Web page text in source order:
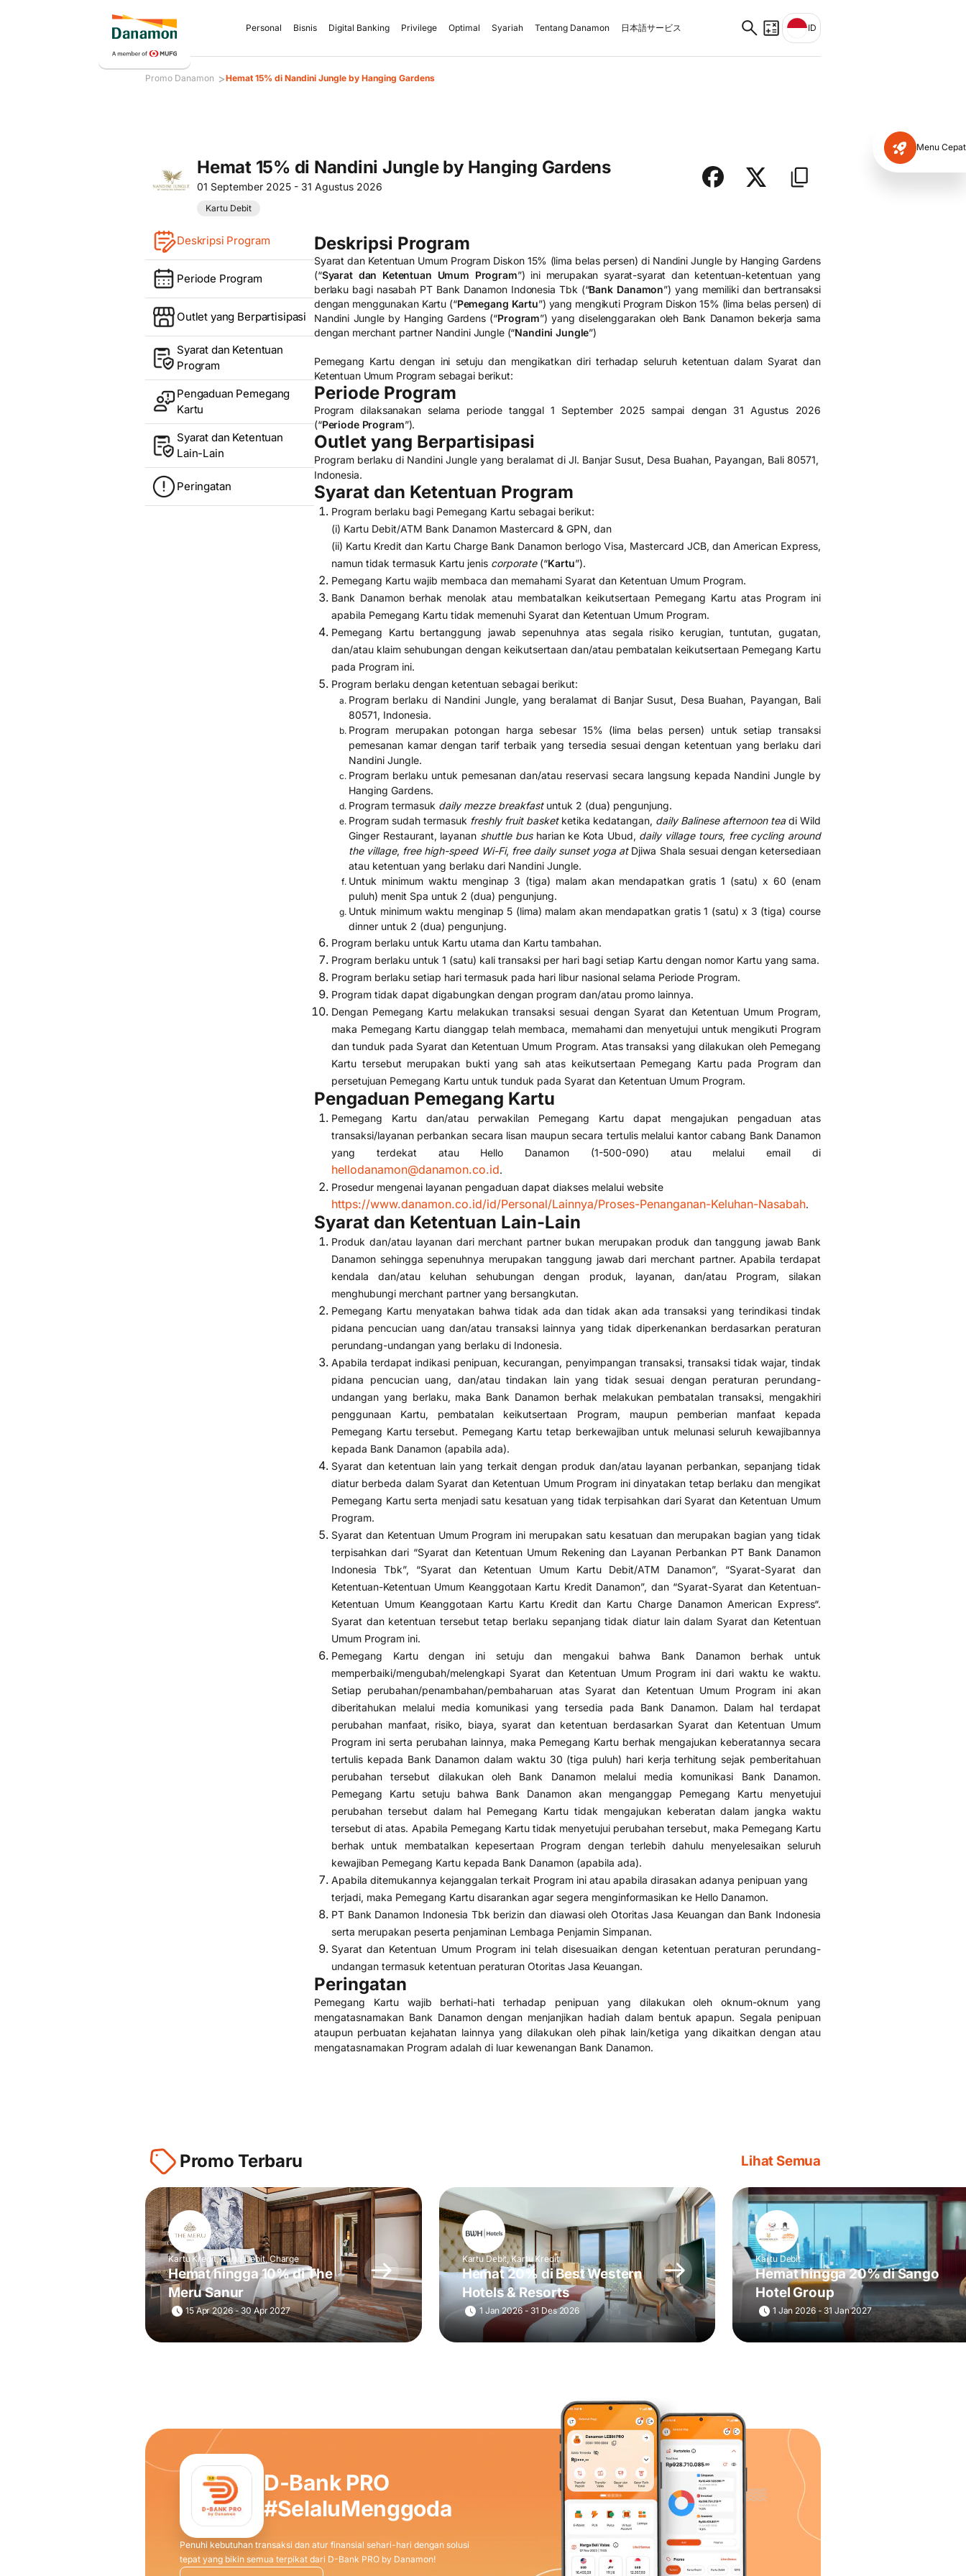
Personal Bisnis Digital Banking Privilege Optimal Syariah Tentang Danamon 日本語サービス ID
Promo Danamon >Hemat 15% di Nandini Jungle by Hanging Gardens
Menu Cepat
Hemat 15% di Nandini Jungle by Hanging Gardens
01 September 2025 - 31 Agustus 2026
Kartu Debit
Deskripsi Program
Periode Program
Outlet yang Berpartisipasi
Syarat dan Ketentuan
Program
Pengaduan Pemegang
Kartu
Syarat dan Ketentuan
Lain-Lain
Peringatan
Deskripsi Program
Syarat dan Ketentuan Umum Program Diskon 15% (lima belas persen) di Nandini Jungle by Hanging Gardens
(“Syarat dan Ketentuan Umum Program”) ini merupakan syarat-syarat dan ketentuan-ketentuan yang
berlaku bagi nasabah PT Bank Danamon Indonesia Tbk (“Bank Danamon”) yang memiliki dan bertransaksi
dengan menggunakan Kartu (“Pemegang Kartu”) yang mengikuti Program Diskon 15% (lima belas persen) di
Nandini Jungle by Hanging Gardens (“Program”) yang diselenggarakan oleh Bank Danamon bekerja sama
dengan merchant partner Nandini Jungle (“Nandini Jungle”)
Pemegang Kartu dengan ini setuju dan mengikatkan diri terhadap seluruh ketentuan dalam Syarat dan
Ketentuan Umum Program sebagai berikut:
Periode Program
Program dilaksanakan selama periode tanggal 1 September 2025 sampai dengan 31 Agustus 2026
(“Periode Program”).
Outlet yang Berpartisipasi
Program berlaku di Nandini Jungle yang beralamat di Jl. Banjar Susut, Desa Buahan, Payangan, Bali 80571,
Indonesia.
Syarat dan Ketentuan Program
Program berlaku bagi Pemegang Kartu sebagai berikut:
(i) Kartu Debit/ATM Bank Danamon Mastercard & GPN, dan
(ii) Kartu Kredit dan Kartu Charge Bank Danamon berlogo Visa, Mastercard JCB, dan American Express,
namun tidak termasuk Kartu jenis corporate(“Kartu”).
Pemegang Kartu wajib membaca dan memahami Syarat dan Ketentuan Umum Program.
Bank Danamon berhak menolak atau membatalkan keikutsertaan Pemegang Kartu atas Program ini
apabila Pemegang Kartu tidak memenuhi Syarat dan Ketentuan Umum Program.
Pemegang Kartu bertanggung jawab sepenuhnya atas segala risiko kerugian, tuntutan, gugatan,
dan/atau klaim sehubungan dengan keikutsertaan dan/atau pembatalan keikutsertaan Pemegang Kartu
pada Program ini.
Program berlaku dengan ketentuan sebagai berikut:
Program berlaku di Nandini Jungle, yang beralamat di Banjar Susut, Desa Buahan, Payangan, Bali
80571, Indonesia.
Program merupakan potongan harga sebesar 15% (lima belas persen) untuk setiap transaksi
pemesanan kamar dengan tarif terbaik yang tersedia sesuai dengan ketentuan yang berlaku dari
Nandini Jungle.
Program berlaku untuk pemesanan dan/atau reservasi secara langsung kepada Nandini Jungle by
Hanging Gardens.
Program termasuk daily mezze breakfastuntuk 2 (dua) pengunjung.
Program sudah termasuk freshly fruit basketketika kedatangan, daily Balinese afternoon teadi Wild
Ginger Restaurant, layanan shuttle busharian ke Kota Ubud, daily village tours, free cycling around
the village, free high-speed Wi-Fi, free daily sunset yoga atDjiwa Shala sesuai dengan ketersediaan
atau ketentuan yang berlaku dari Nandini Jungle.
Untuk minimum waktu menginap 3 (tiga) malam akan mendapatkan gratis 1 (satu) x 60 (enam
puluh) menit Spa untuk 2 (dua) pengunjung.
Untuk minimum waktu menginap 5 (lima) malam akan mendapatkan gratis 1 (satu) x 3 (tiga) course
dinner untuk 2 (dua) pengunjung.
Program berlaku untuk Kartu utama dan Kartu tambahan.
Program berlaku untuk 1 (satu) kali transaksi per hari bagi setiap Kartu dengan nomor Kartu yang sama.
Program berlaku setiap hari termasuk pada hari libur nasional selama Periode Program.
Program tidak dapat digabungkan dengan program dan/atau promo lainnya.
Dengan Pemegang Kartu melakukan transaksi sesuai dengan Syarat dan Ketentuan Umum Program,
maka Pemegang Kartu dianggap telah membaca, memahami dan menyetujui untuk mengikuti Program
dan tunduk pada Syarat dan Ketentuan Umum Program. Atas transaksi yang dilakukan oleh Pemegang
Kartu tersebut merupakan bukti yang sah atas keikutsertaan Pemegang Kartu pada Program dan
persetujuan Pemegang Kartu untuk tunduk pada Syarat dan Ketentuan Umum Program.
Pengaduan Pemegang Kartu
Pemegang Kartu dan/atau perwakilan Pemegang Kartu dapat mengajukan pengaduan atas
transaksi/layanan perbankan secara lisan maupun secara tertulis melalui kantor cabang Bank Danamon
yang terdekat atau Hello Danamon (1-500-090) atau melalui email di
hellodanamon@danamon.co.id.
Prosedur mengenai layanan pengaduan dapat diakses melalui website
https://www.danamon.co.id/id/Personal/Lainnya/Proses-Penanganan-Keluhan-Nasabah.
Syarat dan Ketentuan Lain-Lain
Produk dan/atau layanan dari merchant partner bukan merupakan produk dan tanggung jawab Bank
Danamon sehingga sepenuhnya merupakan tanggung jawab dari merchant partner. Apabila terdapat
kendala dan/atau keluhan sehubungan dengan produk, layanan, dan/atau Program, silakan
menghubungi merchant partner yang bersangkutan.
Pemegang Kartu menyatakan bahwa tidak ada dan tidak akan ada transaksi yang terindikasi tindak
pidana pencucian uang dan/atau transaksi lainnya yang tidak diperkenankan berdasarkan peraturan
perundang-undangan yang berlaku di Indonesia.
Apabila terdapat indikasi penipuan, kecurangan, penyimpangan transaksi, transaksi tidak wajar, tindak
pidana pencucian uang, dan/atau tindakan lain yang tidak sesuai dengan peraturan perundang-
undangan yang berlaku, maka Bank Danamon berhak melakukan pembatalan transaksi, mengakhiri
penggunaan Kartu, pembatalan keikutsertaan Program, maupun pemberian manfaat kepada
Pemegang Kartu tersebut. Pemegang Kartu tetap berkewajiban untuk melunasi seluruh kewajibannya
kepada Bank Danamon (apabila ada).
Syarat dan ketentuan lain yang terkait dengan produk dan/atau layanan perbankan, sepanjang tidak
diatur berbeda dalam Syarat dan Ketentuan Umum Program ini dinyatakan tetap berlaku dan mengikat
Pemegang Kartu serta menjadi satu kesatuan yang tidak terpisahkan dari Syarat dan Ketentuan Umum
Program.
Syarat dan Ketentuan Umum Program ini merupakan satu kesatuan dan merupakan bagian yang tidak
terpisahkan dari “Syarat dan Ketentuan Umum Rekening dan Layanan Perbankan PT Bank Danamon
Indonesia Tbk”, “Syarat dan Ketentuan Umum Kartu Debit/ATM Danamon”, “Syarat-Syarat dan
Ketentuan-Ketentuan Umum Keanggotaan Kartu Kredit Danamon”, dan “Syarat-Syarat dan Ketentuan-
Ketentuan Umum Keanggotaan Kartu Kartu Kredit dan Kartu Charge Danamon American Express“.
Syarat dan ketentuan tersebut tetap berlaku sepanjang tidak diatur lain dalam Syarat dan Ketentuan
Umum Program ini.
Pemegang Kartu dengan ini setuju dan mengakui bahwa Bank Danamon berhak untuk
memperbaiki/mengubah/melengkapi Syarat dan Ketentuan Umum Program ini dari waktu ke waktu.
Setiap perubahan/penambahan/pembaharuan atas Syarat dan Ketentuan Umum Program ini akan
diberitahukan melalui media komunikasi yang tersedia pada Bank Danamon. Dalam hal terdapat
perubahan manfaat, risiko, biaya, syarat dan ketentuan berdasarkan Syarat dan Ketentuan Umum
Program ini serta perubahan lainnya, maka Pemegang Kartu berhak mengajukan keberatannya secara
tertulis kepada Bank Danamon dalam waktu 30 (tiga puluh) hari kerja terhitung sejak pemberitahuan
perubahan tersebut dilakukan oleh Bank Danamon melalui media komunikasi Bank Danamon.
Pemegang Kartu setuju bahwa Bank Danamon akan menganggap Pemegang Kartu menyetujui
perubahan tersebut dalam hal Pemegang Kartu tidak mengajukan keberatan dalam jangka waktu
tersebut di atas. Apabila Pemegang Kartu tidak menyetujui perubahan tersebut, maka Pemegang Kartu
berhak untuk membatalkan kepesertaan Program dengan terlebih dahulu menyelesaikan seluruh
kewajiban Pemegang Kartu kepada Bank Danamon (apabila ada).
Apabila ditemukannya kejanggalan terkait Program ini atau apabila dirasakan adanya penipuan yang
terjadi, maka Pemegang Kartu disarankan agar segera menginformasikan ke Hello Danamon.
PT Bank Danamon Indonesia Tbk berizin dan diawasi oleh Otoritas Jasa Keuangan dan Bank Indonesia
serta merupakan peserta penjaminan Lembaga Penjamin Simpanan.
Syarat dan Ketentuan Umum Program ini telah disesuaikan dengan ketentuan peraturan perundang-
undangan termasuk ketentuan peraturan Otoritas Jasa Keuangan.
Peringatan
Pemegang Kartu wajib berhati-hati terhadap penipuan yang dilakukan oleh oknum-oknum yang
mengatasnamakan Bank Danamon dengan menjanjikan hadiah dalam bentuk apapun. Segala penipuan
ataupun perbuatan kejahatan lainnya yang dilakukan oleh pihak lain/ketiga yang dikaitkan dengan atau
mengatasnamakan Program adalah di luar kewenangan Bank Danamon.
Promo Terbaru Lihat Semua
Kartu Kredit, Kartu Debit, Charge
Hemat hingga 10% di The
Meru Sanur
15 Apr 2026 - 30 Apr 2027
Kartu Debit, Kartu Kredit
Hemat 20% di Best Western
Hotels & Resorts
1 Jan 2026 - 31 Des 2026
Kartu Debit
Hemat hingga 20% di Sango
Hotel Group
1 Jan 2026 - 31 Jan 2027
D-Bank PRO
#SelaluMenggoda
Penuhi kebutuhan transaksi dan atur finansial sehari-hari dengan solusi
tepat yang bikin semua terpikat dari D-Bank PRO by Danamon!